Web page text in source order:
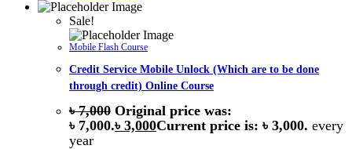
Sale!
Mobile Flash Course
Credit Service Mobile Unlock (Which are to be done
through credit) Online Course
৳7,000 Original price was:
৳ 7,000.৳ 3,000Current price is: ৳ 3,000. every
year